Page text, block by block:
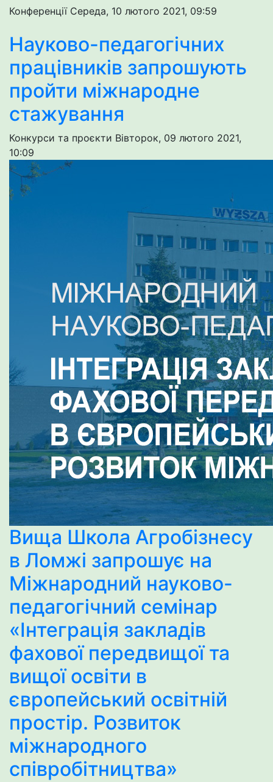
Конференції Середа, 10 лютого 2021, 09:59
Науково-педагогічних
працівників запрошують
пройти міжнародне
стажування
Конкурси та проєкти Вівторок, 09 лютого 2021,
10:09
Вища Школа Агробізнесу
в Ломжі запрошує на
Міжнародний науково-
педагогічний семінар
«Інтеграція закладів
фахової передвищої та
вищої освіти в
європейський освітній
простір. Розвиток
міжнародного
співробітництва»